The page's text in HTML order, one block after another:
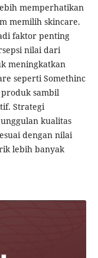
memperhatikan
memilih skincare.
faktor penting
nilai dari
meningkatkan
seperti Somethinc
sambil
Strategi
kualitas
dengan nilai
lebih banyak